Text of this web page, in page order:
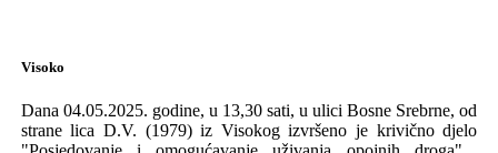
Visoko
Dana 04.05.2025. godine, u 13,30 sati, u ulici Bosne Srebrne, od
strane lica D.V. (1979)iz Visokog izvršeno je krivično djelo